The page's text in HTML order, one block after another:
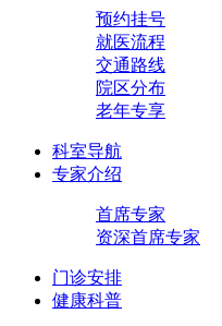
预约挂号
就医流程
交通路线
院区分布
老年专享
科室导航
专家介绍
首席专家
资深首席专家
门诊安排
健康科普